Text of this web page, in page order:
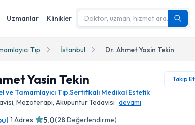
Uzmanlar Klinikler
Tıp İstanbul Dr. Ahmet Yasin Tekin
Yasin Tekin Takip Et
ve Tamamlayıcı Tıp,Sertifikalı Medikal Estetik
Mezoterapi, Akupuntur Tedavisi devamı
1 Adres 5.0(28Değerlendirme)